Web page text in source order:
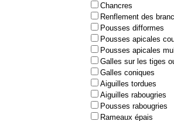
Chancres
Renflement des
Pousses difformes
Pousses apicales
Pousses apicales
Galles sur les tiges
Galles coniques
Aiguilles tordues
Aiguilles rabougries
Pousses rabougries
Rameaux épais